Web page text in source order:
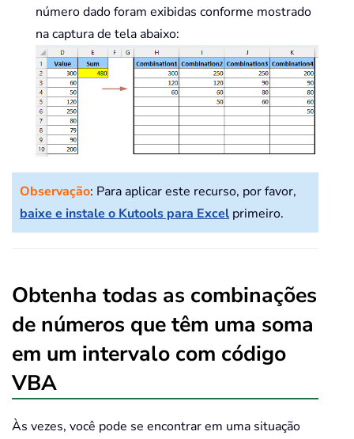
número dado foram exibidas conforme mostrado
na captura de tela abaixo:
Observação: Para aplicar este recurso, por favor,
baixe e instale o Kutools para Excel primeiro.
Obtenha todas as combinações
de números que têm uma soma
em um intervalo com código
VBA
Às vezes, você pode se encontrar em uma situação